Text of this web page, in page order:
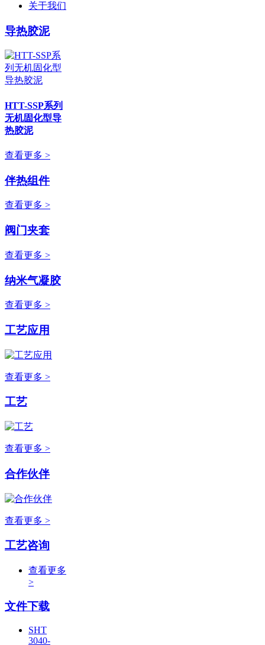
关于我们
导热胶泥
HTT-SSP系列
无机固化型导
热胶泥
查看更多 >
伴热组件
查看更多 >
阀门夹套
查看更多 >
纳米气凝胶
查看更多 >
工艺应用
查看更多 >
工艺
查看更多 >
合作伙伴
查看更多 >
工艺咨询
查看更多
>
文件下载
SHT
3040-